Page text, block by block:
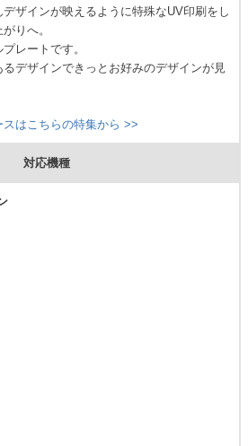
ザインが映えるように特殊なUV印刷をし
りへ。
レートです。
デザインできっとお好みのデザインが見
はこちらの特集から >>
対応機種